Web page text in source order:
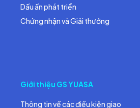
Dấu ấn phát triển
Chứng nhận và Giải thưởng
Giới thiệu GS YUASA
Thông tin về các điều kiện giao